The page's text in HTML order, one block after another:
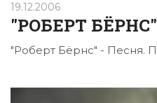
19.12.2006
"РОБЕРТ
"Роберт Бёрнс" - Песня.